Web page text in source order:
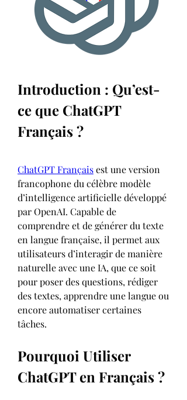
Introduction : Qu’est-
ce que ChatGPT
Français ?
ChatGPT Français est une version
francophone du célèbre modèle
d’intelligence artificielle développé
par OpenAI. Capable de
comprendre et de générer du texte
en langue française, il permet aux
utilisateurs d’interagir de manière
naturelle avec une IA, que ce soit
pour poser des questions, rédiger
des textes, apprendre une langue ou
encore automatiser certaines
tâches.
Pourquoi Utiliser
ChatGPT en Français ?